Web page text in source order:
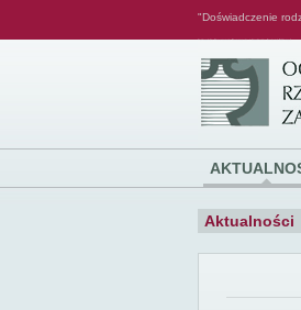
"Doświadczenie
Aktualności